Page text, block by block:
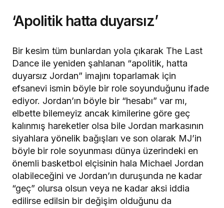
‘Apolitik hatta duyarsız’
Bir kesim tüm bunlardan yola çıkarak The Last
Dance ile yeniden şahlanan “apolitik, hatta
duyarsız Jordan” imajını toparlamak için
efsanevi ismin böyle bir role soyunduğunu ifade
ediyor. Jordan’ın böyle bir “hesabı” var mı,
elbette bilemeyiz ancak kimilerine göre geç
kalınmış hareketler olsa bile Jordan markasının
siyahlara yönelik bağışları ve son olarak MJ’in
böyle bir role soyunması dünya üzerindeki en
önemli basketbol elçisinin hala Michael Jordan
olabileceğini ve Jordan’ın duruşunda ne kadar
“geç” olursa olsun veya ne kadar aksi iddia
edilirse edilsin bir değişim olduğunu da